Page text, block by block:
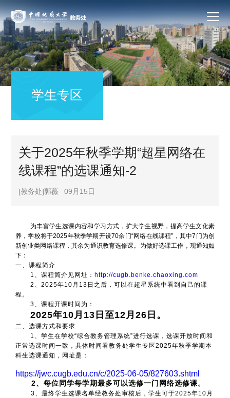
学生专区
关于2025年秋季学期“超星网络在
线课程”的选课通知-2
[教务处]郭薇 09月15日
为丰富学生选课内容和学习方式，扩大学生视野，提高学生文化素
养，学校将于2025年秋季学期开设70余门“网络在线课程”，其中7门为创
新创业类网络课程，其余为通识教育选修课。为做好选课工作，现通知如
下：
一、课程简介
1 、课程简介见网址： http://cugb.benke.chaoxing.com
2 、2025年10月13日之后，可以在超星系统中看到自己的课
程。
3、课程开课时间为：
2025年10月13日至12月26日。
二、选课方式和要求
1 、学生在学校“综合教务管理系统”进行选课，选课开放时间和
正常选课时间一致，具体时间看教务处学生专区2025年秋季学期本
科生选课通知，网址是：
https://jwc.cugb.edu.cn/c/2025-06-05/827603.shtml
2、每位同学每学期最多可以选修一门网络选修课。
3、最终学生选课名单经教务处审核后，学生可于2025年10月